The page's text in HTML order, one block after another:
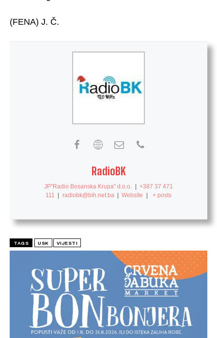
(FENA) J. Č.
RadioBK
JP"Radio Bosanska Krupa" d.o.o.
+387 37 471
111
radiobk@bih.net.ba Website + posts
TAGS USK VIJESTI